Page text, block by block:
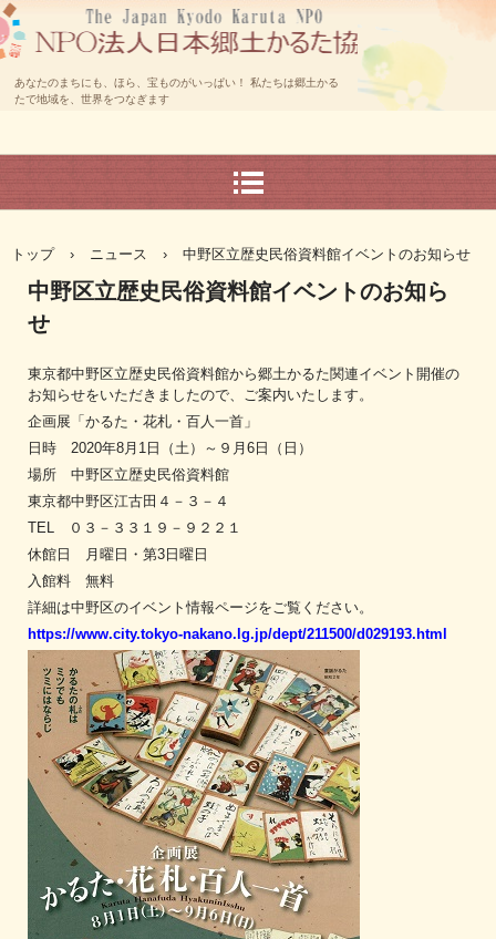
あなたのまちにも、ほら、宝ものがいっぱい！ 私たちは郷土かる
たで地域を、世界をつなぎます
トップ › ニュース › 中野区立歴史民俗資料館イベントのお知らせ
中野区立歴史民俗資料館イベントのお知ら
せ
東京都中野区立歴史民俗資料館から郷土かるた関連イベント開催の
お知らせをいただきましたので、ご案内いたします。
企画展「かるた・花札・百人一首」
日時 2020年8月1日（土）～９月6日（日）
場所 中野区立歴史民俗資料館
東京都中野区江古田４－３－４
TEL ０３－３３１９－９２２１
休館日 月曜日・第3日曜日
入館料 無料
詳細は中野区のイベント情報ページをご覧ください。
https://www.city.tokyo-nakano.lg.jp/dept/211500/d029193.html